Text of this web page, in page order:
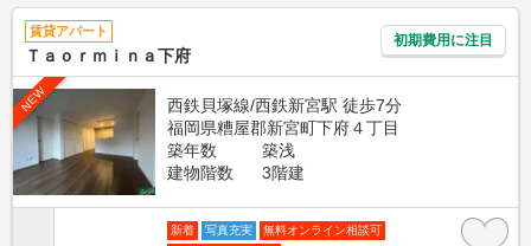
賃貸アパート
Ｔａｏｒｍｉｎａ下府
初期費用に注目
NEW
西鉄貝塚線/西鉄新宮駅 徒歩7分
福岡県糟屋郡新宮町下府４丁目
築年数
築浅
建物階数
3階建
新着 写真充実 無料オンライン相談可